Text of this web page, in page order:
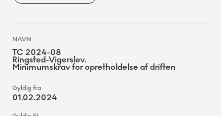
TC 2024-08
Ringsted-Vigerslev.
Minimumskrav for opretholdelse af driften
01.02.2024